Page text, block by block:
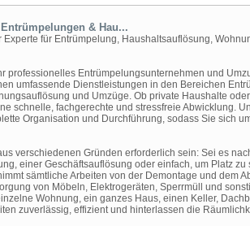
& Hau...
Experte für Entrümpelung, Haushaltsauflösung,
professionelles Entrümpelungsunternehmen und
umfassende Dienstleistungen in den Bereichen
und Umzüge. Ob private Haushalte
schnelle, fachgerechte und stressfreie Abwicklung.
Organisation und Durchführung, sodass Sie sich
verschiedenen Gründen erforderlich sein: Sei es
einer Geschäftsauflösung oder einfach, um Platz zu
sämtliche Arbeiten von der Demontage und dem
von Möbeln, Elektrogeräten, Sperrmüll und
Wohnung, ein ganzes Haus, einen Keller,
zuverlässig, effizient und hinterlassen die